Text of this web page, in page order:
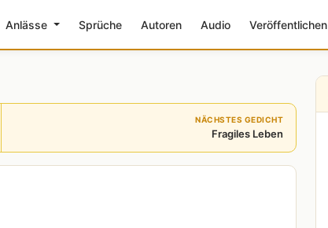
Anlässe Sprüche Autoren Audio Veröffentlichen
NÄCHSTES GEDICHT
Fragiles Leben